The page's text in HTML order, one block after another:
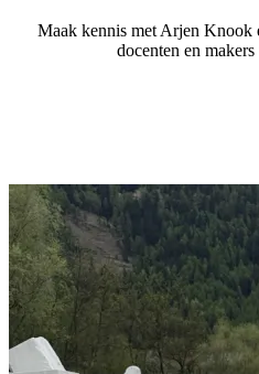
Maak kennis met Arjen Knook
docenten en